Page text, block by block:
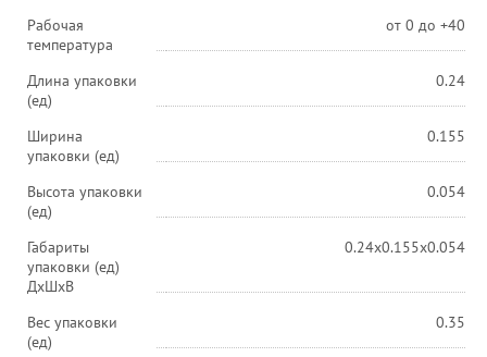
Рабочая
температура
от 0 до +40
Длина упаковки
(ед)
0.24
Ширина
упаковки (ед)
0.155
Высота упаковки
(ед)
0.054
Габариты
упаковки (ед)
ДхШхВ
0.24x0.155x0.054
Вес упаковки
(ед)
0.35